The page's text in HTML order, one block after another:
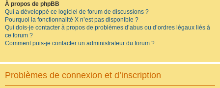
À propos de phpBB
Qui a développé ce logiciel de forum de discussions ?
Pourquoi la fonctionnalité X n’est pas disponible ?
Qui dois-je contacter à propos de problèmes d’abus ou d’ordres légaux liés à
ce forum ?
Comment puis-je contacter un administrateur du forum ?
Problèmes de connexion et d’inscription